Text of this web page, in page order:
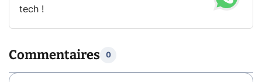
tech !
Commentaires 0